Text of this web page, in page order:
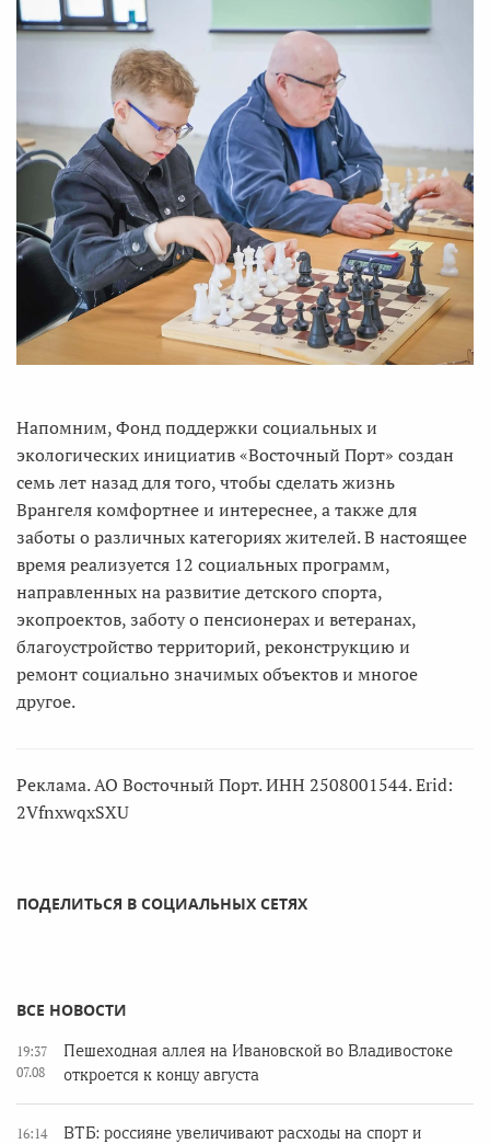
Напомним, Фонд поддержки социальных и
экологических инициатив «Восточный Порт» создан
семь лет назад для того, чтобы сделать жизнь
Врангеля комфортнее и интереснее, а также для
заботы о различных категориях жителей. В настоящее
время реализуется 12 социальных программ,
направленных на развитие детского спорта,
экопроектов, заботу о пенсионерах и ветеранах,
благоустройство территорий, реконструкцию и
ремонт социально значимых объектов и многое
другое.
Реклама. АО Восточный Порт. ИНН 2508001544. Erid:
2VfnxwqxSXU
ПОДЕЛИТЬСЯ В СОЦИАЛЬНЫХ СЕТЯХ
ВСЕ НОВОСТИ
19:37
07.08
Пешеходная аллея на Ивановской во Владивостоке
откроется к концу августа
16:14
ВТБ: россияне увеличивают расходы на спорт и